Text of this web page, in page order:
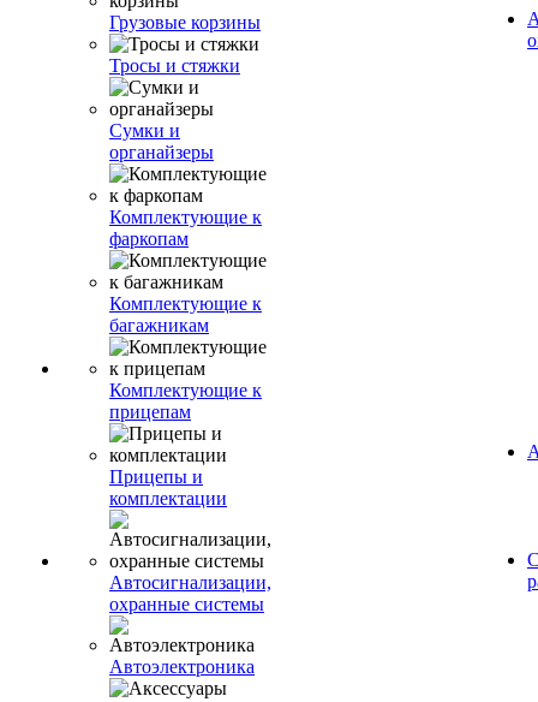
Грузовые корзины
Тросы и стяжки
Сумки и
органайзеры
Комплектующие к
фаркопам
Комплектующие к
багажникам
Комплектующие к
прицепам
Прицепы и
комплектации
Автосигнализации,
охранные системы
Автоэлектроника